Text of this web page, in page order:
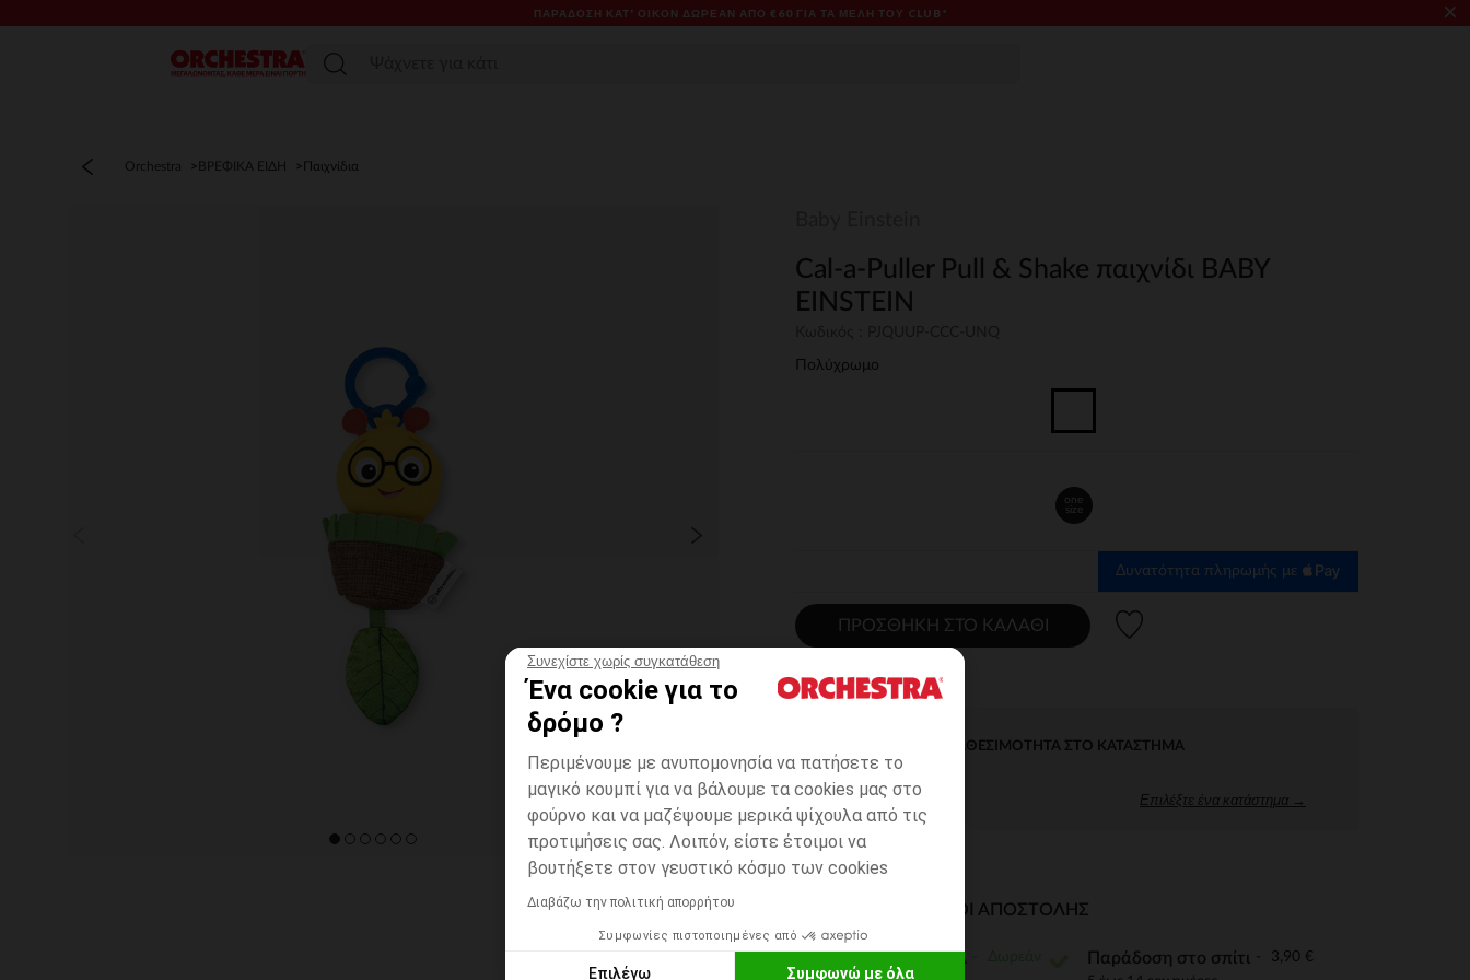
Συνεχίστε χωρίς συγκατάθεση
Ένα cookie για το
δρόμο ?
Περιμένουμε με ανυπομονησία να πατήσετε το
μαγικό κουμπί για να βάλουμε τα cookies μας στο
φούρνο και να μαζέψουμε μερικά ψίχουλα από τις
προτιμήσεις σας. Λοιπόν, είστε έτοιμοι να
βουτήξετε στον γευστικό κόσμο των cookies
Διαβάζω την πολιτική απορρήτου
Συμφωνίες πιστοποιημένες από
Επιλέγω Συμφωνώ με όλα
ΠΑΡΆΔΟΣΗ ΚΑΤ' ΟΊΚΟΝ ΔΩΡΕΑΝ ΑΠΌ €60 ΓΙΑ ΤΑ ΜΈΛΗ ΤΟΥ CLUB* ×
Μενού
Orchestra ΒΡΕΦΙΚΑ ΕΙΔΗ Παιχνίδια
Cal-a-Puller Pull & Shake παιχνίδι BABY
EINSTEIN
Πολύχρωμο
one
size
Δυνατότητα πληρωμής με
ΠΡΟΣΘΉΚΗ ΣΤΟ ΚΑΛΆΘΙ
ΆΜΕΣΗ ΔΙΑΘΕΣΙΜΌΤΗΤΑ ΣΤΟ ΚΑΤΆΣΤΗΜΑ
Επιλέξτε ένα κατάστημα →
ΔΙΑΘΈΣΙΜΟΙ ΤΡΌΠΟΙ ΑΠΟΣΤΟΛΉΣ
ΣΕ ΚΑΤΑΣΤΗΜΑ Παράδοση στο σπίτι 3,90 €